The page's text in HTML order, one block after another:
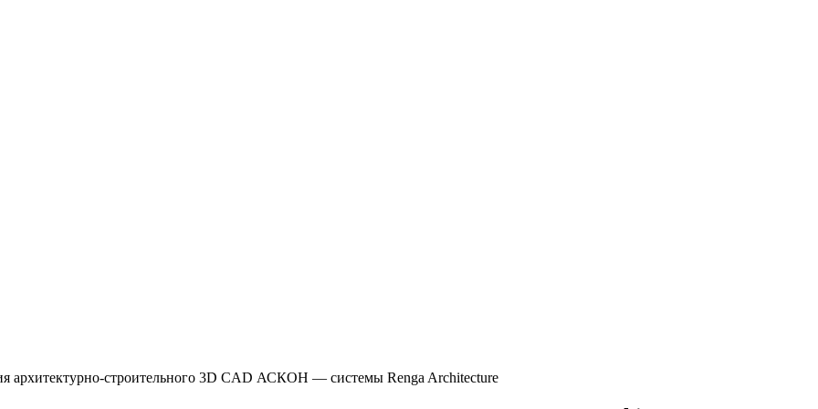
архитектурно-строительного 3D CAD АСКОН — системы Renga Architecture